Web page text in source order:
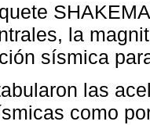
la
sísmica
las
como